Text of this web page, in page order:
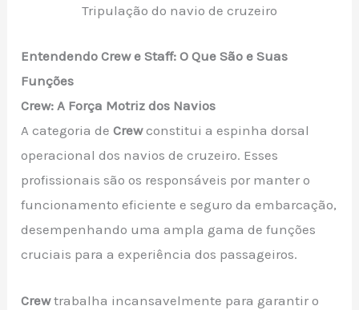
Tripulação do navio de cruzeiro
Entendendo Crew e Staff: O Que São e Suas
Funções
Crew: A Força Motriz dos Navios
A categoria deCrewconstitui a espinha dorsal
operacional dos navios de cruzeiro. Esses
profissionais são os responsáveis por manter o
funcionamento eficiente e seguro da embarcação,
desempenhando uma ampla gama de funções
cruciais para a experiência dos passageiros.
Crewtrabalha incansavelmente para garantir o